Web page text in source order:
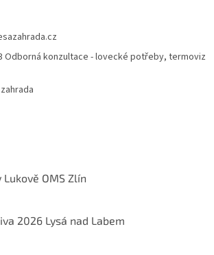
Odborná konzultace - lovecké potřeby, termoviz
OMS Zlín
2026 Lysá nad Labem